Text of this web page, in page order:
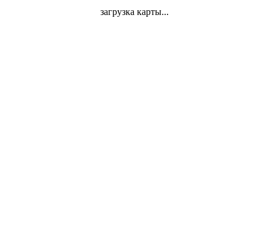
загрузка карты...